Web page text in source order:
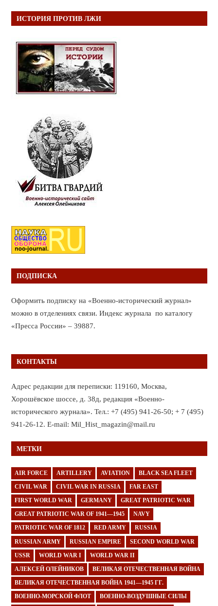
ИСТОРИЯ ПРОТИВ ЛЖИ
ПОДПИСКА
Оформить подписку на «Военно-исторический журнал»
можно в отделениях связи. Индекс журнала по каталогу
«Пресса России» – 39887.
КОНТАКТЫ
Адрес редакции для переписки: 119160, Москва,
Хорошёвское шоссе, д. 38д, редакция «Военно-
исторического журнала». Тел.: +7 (495) 941-26-50; + 7 (495)
941-26-12. E-mail: Mil_Hist_magazin@mail.ru
МЕТКИ
AIR FORCE ARTILLERY AVIATION BLACK SEA FLEET
CIVIL WAR CIVIL WAR IN RUSSIA FAR EAST
FIRST WORLD WAR GERMANY GREAT PATRIOTIC WAR
GREAT PATRIOTIC WAR OF 1941—1945 NAVY
PATRIOTIC WAR OF 1812 RED ARMY RUSSIA
RUSSIAN ARMY RUSSIAN EMPIRE SECOND WORLD WAR
USSR WORLD WAR I WORLD WAR II
АЛЕКСЕЙ ОЛЕЙНИКОВ ВЕЛИКАЯ ОТЕЧЕСТВЕННАЯ ВОЙНА
ВЕЛИКАЯ ОТЕЧЕСТВЕННАЯ ВОЙНА 1941—1945 ГГ.
ВОЕННО-МОРСКОЙ ФЛОТ ВОЕННО-ВОЗДУШНЫЕ СИЛЫ